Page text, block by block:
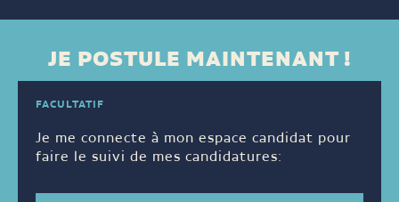
JE POSTULE MAINTENANT !
FACULTATIF
Je me connecte à mon espace candidat pour
faire le suivi de mes candidatures: